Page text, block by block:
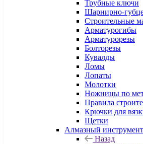
Трубные ключи
Шарнирно-
Строительные
Арматурогибы
Арматурорезы
Болторезы
Кувалды
Ломы
Лопаты
Молотки
Ножницы по
Правила
Крючки для
Щетки
Алмазный инструмент
Назад